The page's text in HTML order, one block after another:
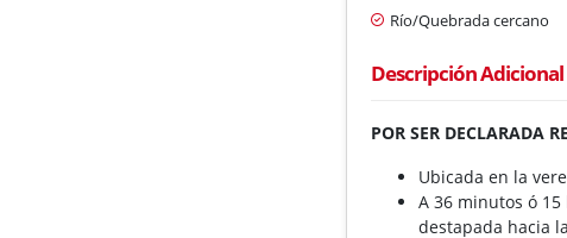
Río/Quebrada cercano
Descripción Adicional
POR SER DECLARADA
Ubicada en la
A 36 minutos ó
destapada hacia